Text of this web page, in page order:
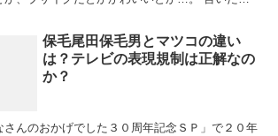
保毛尾田保毛男とマツコの違い
は？テレビの表現規制は正解なの
か？
さんのおかげでした３０周年記念ＳＰ」で２０年